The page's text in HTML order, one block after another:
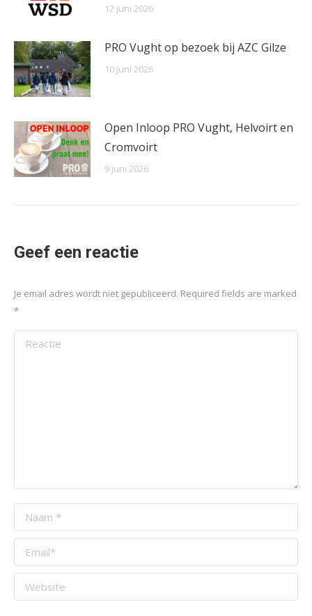
12 juni 2026
PRO Vught op bezoek bij AZC Gilze
10 juni 2026
Open Inloop PRO Vught, Helvoirt en
Cromvoirt
9 juni 2026
Geef een reactie
Je email adres wordt niet gepubliceerd. Required fields are marked
*
Reactie
Naam *
Email *
Website